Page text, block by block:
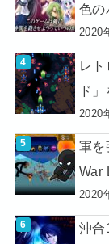
色の
2020
レ
ド
2020
軍を
War
2020
沖合